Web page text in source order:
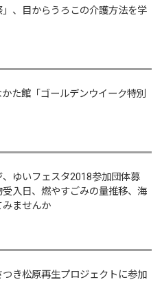
、目からうろこの介護方法を学
た館「ゴールデンウイーク特別
ゆいフェスタ2018参加団体募
入日、燃やすごみの量推移、海
みませんか
き松原再生プロジェクトに参加